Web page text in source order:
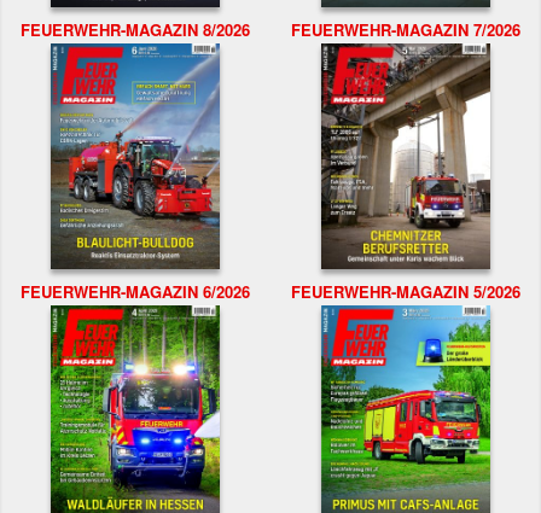
FEUERWEHR-MAGAZIN 8/2026 FEUERWEHR-MAGAZIN 7/2026
FEUERWEHR-MAGAZIN 6/2026 FEUERWEHR-MAGAZIN 5/2026